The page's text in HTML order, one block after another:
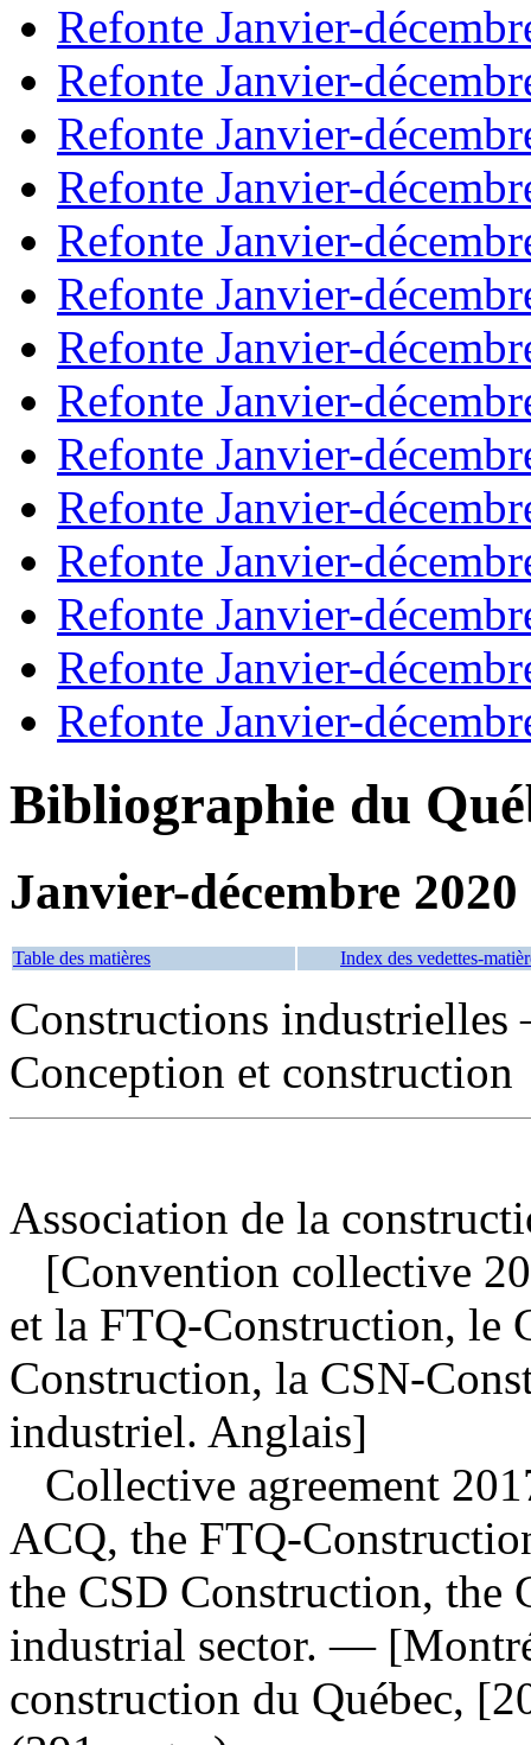
Refonte Janvier-
Refonte Janvier-
Refonte Janvier-
Refonte Janvier-
Refonte Janvier-
Refonte Janvier-
Refonte Janvier-
Refonte Janvier-
Refonte Janvier-
Refonte Janvier-
Refonte Janvier-
Refonte Janvier-
Refonte Janvier-
Refonte Janvier-
Bibliographie du
Janvier-décembre 2020
Table des matières Index des vedettes-
Constructions
Conception et construction
Association de la
[Convention collective
et la FTQ-Construction, le
Construction, la CSN-
industriel. Anglais]
Collective agreement
ACQ, the FTQ-
the CSD Construction, the
industrial sector. —
construction du Québec,